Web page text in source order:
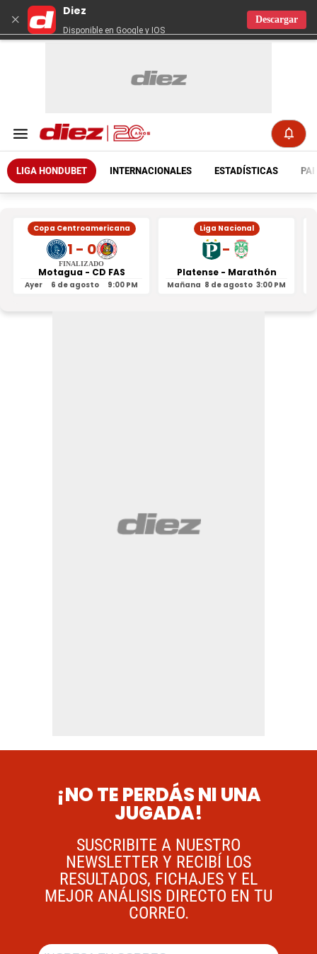
×
Diez
Disponible en Google y IOS
Descargar
LIGA HONDUBET INTERNACIONALES ESTADÍSTICAS
Copa Centroamericana
1 - 0
FINALIZADO
Motagua - CD FAS
Ayer 6 de agosto 9:00 PM
Liga Nacional
-
Platense - Marathón
Mañana 8 de agosto 3:00 PM
¡NO TE PERDÁS NI UNA
JUGADA!
SUSCRIBITE A NUESTRO
NEWSLETTER Y RECIBÍ LOS
RESULTADOS, FICHAJES Y EL
MEJOR ANÁLISIS DIRECTO EN TU
CORREO.